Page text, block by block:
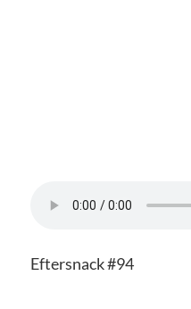
Eftersnack #94